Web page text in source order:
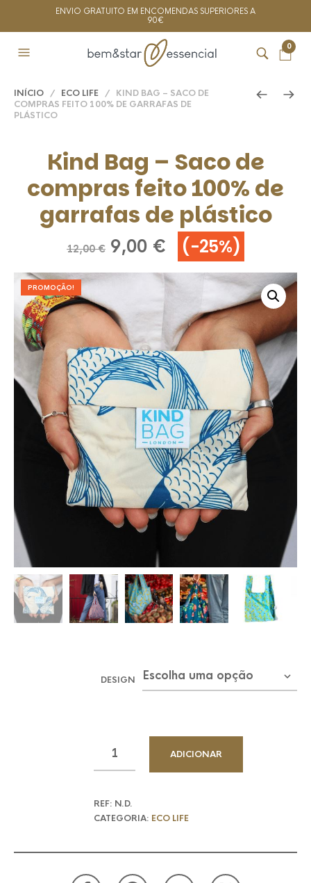
ENVIO GRATUITO EM ENCOMENDAS SUPERIORES A
90€
0
INÍCIO / ECO LIFE / KIND BAG – SACO DE
COMPRAS FEITO 100% DE GARRAFAS DE
PLÁSTICO
Kind Bag – Saco de
compras feito 100% de
garrafas de plástico
12,00€ O
original
12,00 €.
9,00 €
preço
atual
9,00 €.
(-25%)
PROMOÇÃO!
DESIGN
ADICIONAR
REF: N.D.
CATEGORIA: ECO LIFE